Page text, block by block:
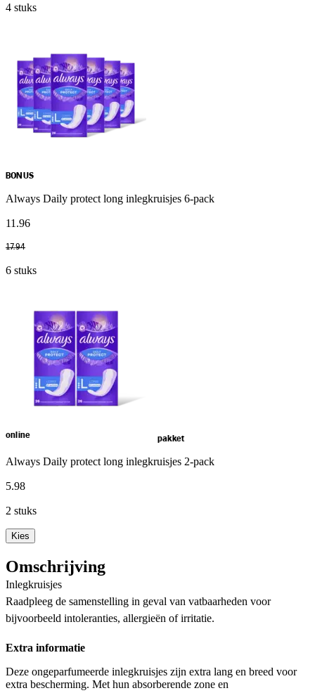
4 stuks
BONUS
Always Daily protect long inlegkruisjes 6-pack
11 .96
17.94
6 stuks
online pakket
Always Daily protect long inlegkruisjes 2-pack
5.98
2 stuks
Kies
Omschrijving
Inlegkruisjes
Raadpleeg de samenstelling in geval van vatbaarheden voor
bijvoorbeeld intoleranties, allergieën of irritatie.
Extra informatie
Deze ongeparfumeerde inlegkruisjes zijn extra lang en breed voor
extra bescherming. Met hun absorberende zone en